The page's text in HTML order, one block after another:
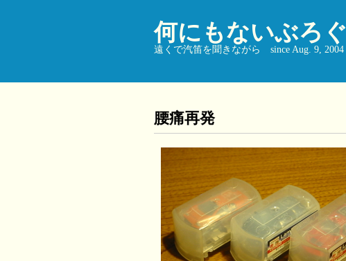
何にもないぶろぐ
遠くで汽笛を聞きながら since Aug. 9, 2004
腰痛再発